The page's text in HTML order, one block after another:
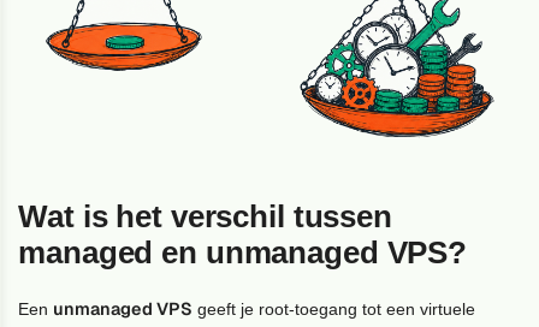
Wat is het verschil tussen
managed en unmanaged VPS?
Een unmanaged VPS geeft je root-toegang tot een virtuele